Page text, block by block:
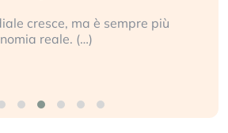
cresce, ma è sempre più
reale. (…)